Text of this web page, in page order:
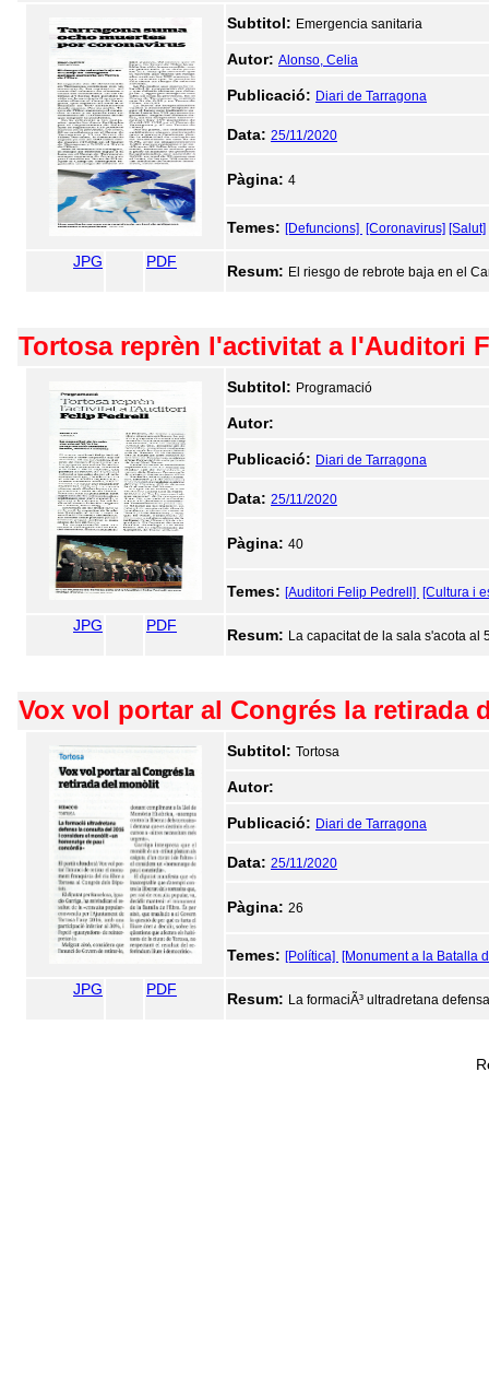
Subtitol: Emergencia sanitaria
Autor: Alonso, Celia
Publicació: Diari de Tarragona
Data: 25/11/2020
Pàgina: 4
Temes: [Defuncions] [Coronavirus] [Salut]
JPG PDF
Resum: El riesgo de rebrote baja en el
Tortosa reprèn l'activitat a l'Auditori
Subtitol: Programació
Autor:
Publicació: Diari de Tarragona
Data: 25/11/2020
Pàgina: 40
Temes: [Auditori Felip Pedrell] [Cultura i
JPG PDF
Resum: La capacitat de la sala s'acota al
Vox vol portar al Congrés la retirada
Subtitol: Tortosa
Autor:
Publicació: Diari de Tarragona
Data: 25/11/2020
Pàgina: 26
Temes: [Política] [Monument a la Batalla
JPG PDF
Resum: La formaciÃ³ ultradretana